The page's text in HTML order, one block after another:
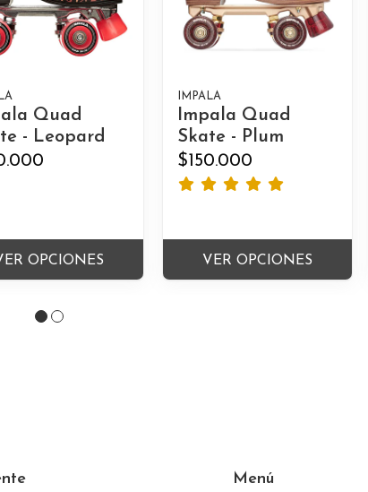
Quad
- Leopard
OPCIONES
IMPALA
Impala Quad
Skate - Plum
$150.000
VER OPCIONES
Menú